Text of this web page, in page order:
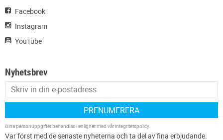
Facebook
Instagram
YouTube
Nyhetsbrev
PRENUMERERA
Dina personuppgifter behandlas i enlighet med vårintegritetspolicy.